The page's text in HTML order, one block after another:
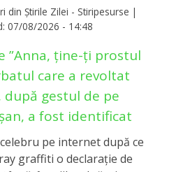
din Știrile Zilei - Stiripesurse |
07/08/2026 - 14:48
”Anna, ţine-ţi prostul
care a revoltat
gestul de pe
a fost identificat
pe internet după ce
graffiti o declaraţie de